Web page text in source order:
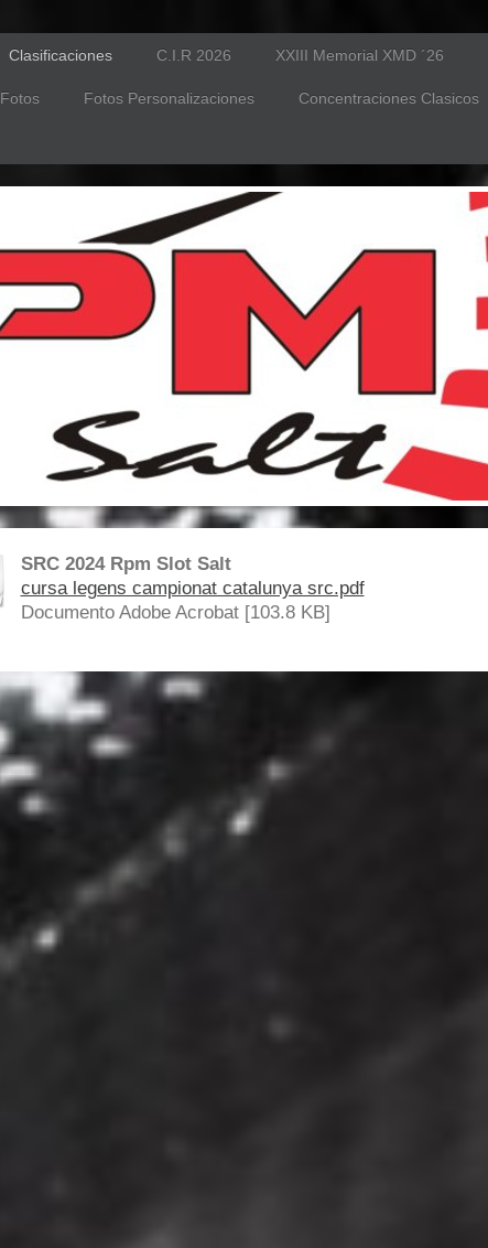
Clasificaciones C.I.R 2026 XXIII Memorial XMD ´26
Fotos Fotos Personalizaciones Concentraciones Clasicos
SRC 2024 Rpm Slot Salt
cursa legens campionat catalunya src.pdf
Documento Adobe Acrobat [103.8 KB]